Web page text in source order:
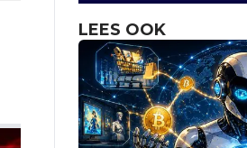
LEES OOK